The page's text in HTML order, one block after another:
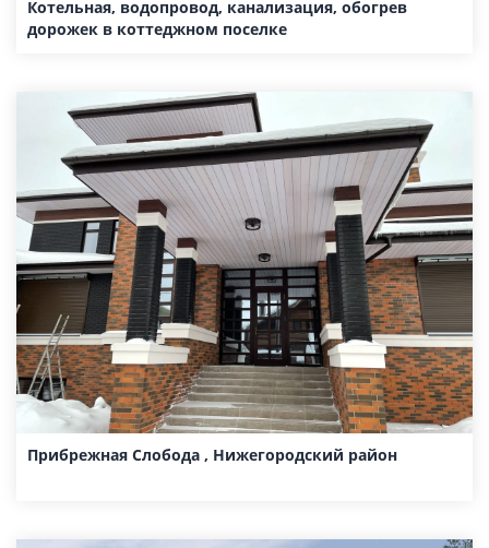
Котельная, водопровод, канализация, обогрев
дорожек в коттеджном поселке
Прибрежная Слобода , Нижегородский район